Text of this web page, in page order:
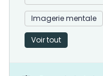
Imagerie mentale
Voir tout